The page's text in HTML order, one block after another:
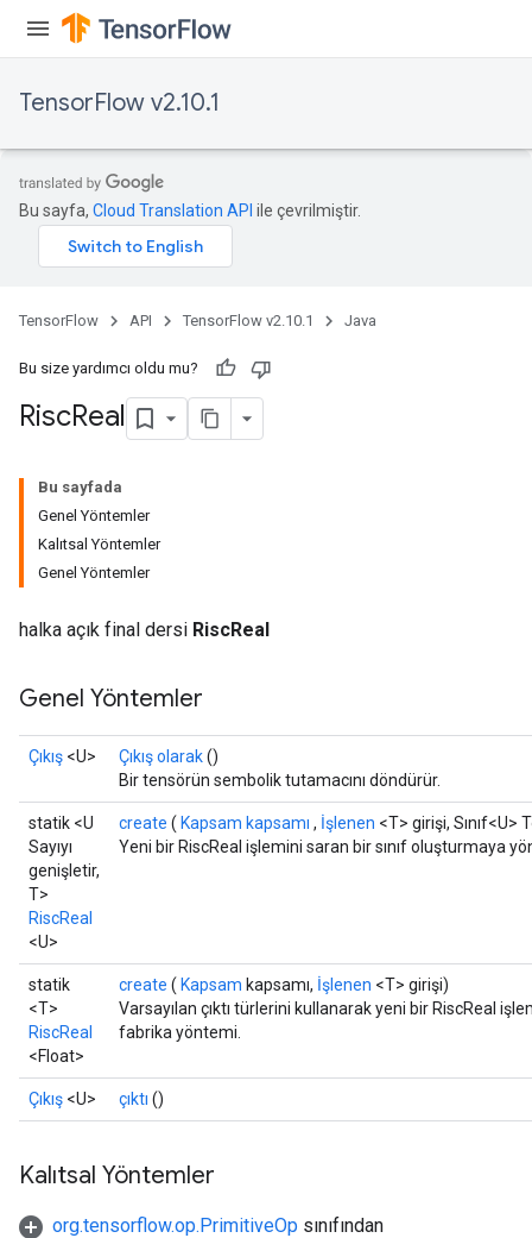
TensorFlow v2.10.1
Bu sayfa, Cloud Translation API ile çevrilmiştir.
TensorFlow API TensorFlow v2.10.1 Java
Bu size yardımcı oldu mu?
RiscReal
Bu sayfada
Genel Yöntemler
Kalıtsal Yöntemler
Genel Yöntemler
halka açık final dersi RiscReal
Genel Yöntemler
Çıkış <U> Çıkış olarak()
Bir tensörün sembolik tutamacını döndürür.
statik <U
Sayıyı
genişletir,
T>
RiscReal
<U>
create ( Kapsam kapsamı , İşlenen <T> girişi, Sınıf<U>
Yeni bir RiscReal işlemini saran bir sınıf oluşturmaya
statik
<T>
RiscReal
<Float>
create ( Kapsam kapsamı, İşlenen <T> girişi)
Varsayılan çıktı türlerini kullanarak yeni bir RiscReal
fabrika yöntemi.
Çıkış <U> çıktı ()
Kalıtsal Yöntemler
org.tensorflow.op.PrimitiveOp sınıfından